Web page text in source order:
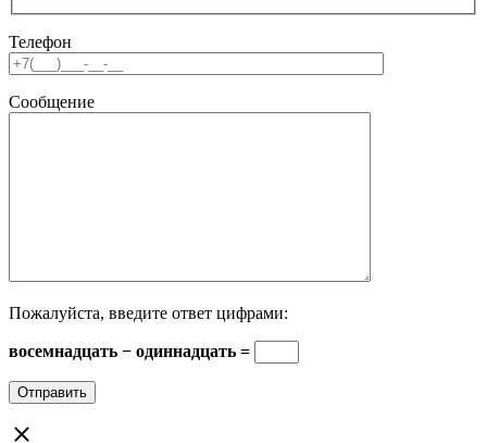
Телефон
Сообщение
Пожалуйста, введите ответ цифрами:
восемнадцать − одиннадцать =